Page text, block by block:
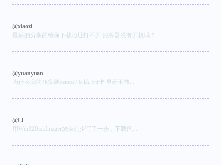
@xiaozi
最后的分享的镜像下载地址打不开 服务器没有开机吗？
@yuanyuan
为什么我的4b安装centos7.9 插上tf卡 显示不兼...
@Li
用Win32DiskImager烧录前少写了一步，下载的....